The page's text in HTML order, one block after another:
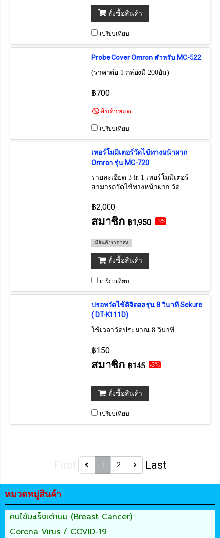
สั่งซื้อสินค้า
เปรียบเทียบ
Probe Cover Omron สำหรับ MC-522
(ราคาต่อ 1 กล่องมี 200อัน)
฿700
สินค้าหมด
เปรียบเทียบ
เทอร์โมมิเตอร์วัดไข้ทางหน้าผาก
Omron รุ่น MC-720
รายละเอียด 3 in 1 เทอร์โมมิเตอร์
สามารถวัดไข้ทางหน้าผาก วัด
พื้นผิวของวัตถุได้ ใช้เวลาในการ
วัดผลเพียง 1 วินาที
฿2,000
สมาชิก ฿1,950 -3%
มีสินค้าราคาส่ง
สั่งซื้อสินค้า
เปรียบเทียบ
ปรอทวัดไข้ดิจิตอลรุ่น 8 วินาที Sekure
( DT-K111D)
ใช้เวลาวัดประมาณ 8 วินาที
฿150
สมาชิก ฿145 -3%
สั่งซื้อสินค้า
เปรียบเทียบ
1 2 Last
หมวดหมู่สินค้า
คนไข้มะเร็งเต้านม (Breast Cancer)
Corona Virus / COVID-19